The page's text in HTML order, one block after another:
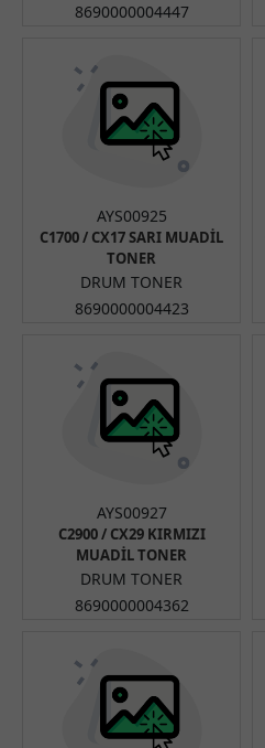
8690000004447
AYS00925
C1700 / CX17 SARI MUADİL
TONER
DRUM TONER
8690000004423
AYS00927
C2900 / CX29 KIRMIZI
MUADİL TONER
DRUM TONER
8690000004362